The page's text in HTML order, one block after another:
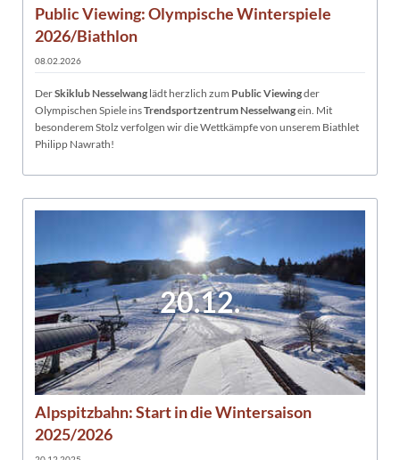
Public Viewing: Olympische Winterspiele
2026/Biathlon
08.02.2026
DerSkiklub Nesselwang lädt herzlich zum Public Viewingder
Olympischen Spiele insTrendsportzentrum Nesselwangein. Mit
besonderem Stolz verfolgen wir die Wettkämpfe von unserem Biathlet
Philipp Nawrath!
20.12.
Alpspitzbahn: Start in die Wintersaison
2025/2026